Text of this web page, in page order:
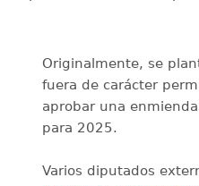
Originalmente, se
fuera de carácter
aprobar una
para 2025.
Varios diputados